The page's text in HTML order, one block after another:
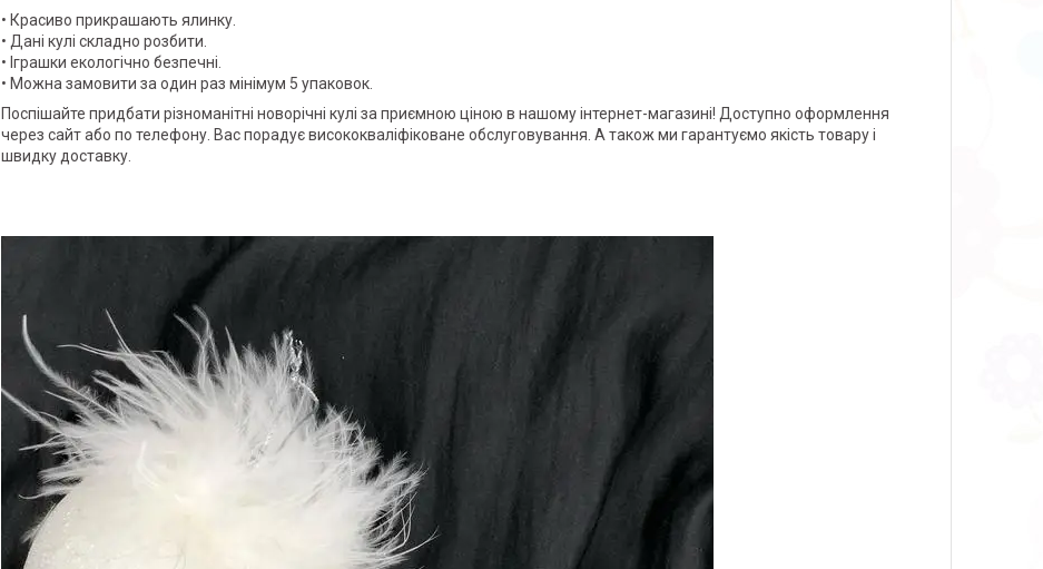
• Красиво прикрашають ялинку.
• Дані кулі складно розбити.
• Іграшки екологічно безпечні.
• Можна замовити за один раз мінімум 5 упаковок.
Поспішайте придбати різноманітні новорічні кулі за приємною ціною в нашому інтернет-магазині! Доступно оформлення
через сайт або по телефону. Вас порадує висококваліфіковане обслуговування. А також ми гарантуємо якість товару і
швидку доставку.